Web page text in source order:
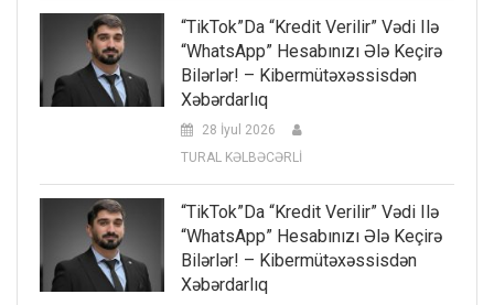
“TikTok”da “kredit Verilir” Vədi Ilə
“WhatsApp” Hesabınızı Ələ Keçirə
Bilərlər! – Kibermütəxəssisdən
Xəbərdarlıq
28 İyul 2026
TURAL KƏLBƏCƏRLİ
“TikTok”da “kredit Verilir” Vədi Ilə
“WhatsApp” Hesabınızı Ələ Keçirə
Bilərlər! – Kibermütəxəssisdən
Xəbərdarlıq